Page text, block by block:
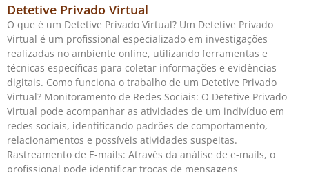
Detetive Privado Virtual
O que é um Detetive Privado Virtual? Um Detetive Privado
Virtual é um profissional especializado em investigações
realizadas no ambiente online, utilizando ferramentas e
técnicas específicas para coletar informações e evidências
digitais. Como funciona o trabalho de um Detetive Privado
Virtual? Monitoramento de Redes Sociais: O Detetive Privado
Virtual pode acompanhar as atividades de um indivíduo em
redes sociais, identificando padrões de comportamento,
relacionamentos e possíveis atividades suspeitas.
Rastreamento de E-mails: Através da análise de e-mails, o
profissional pode identificar trocas de mensagens